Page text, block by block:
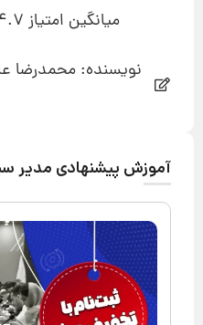
میانگین امتیاز
نویسنده: محمدرضا
آموزش پیشنهادی مدیر